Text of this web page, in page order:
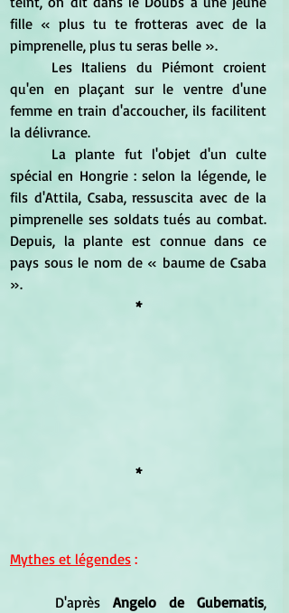
fille « plus tu te frotteras avec de la
pimprenelle, plus tu seras belle ».
qu'en en plaçant sur le ventre d'une
femme en train d'accoucher, ils facilitent
la délivrance.
spécial en Hongrie : selon la légende, le
fils d'Attila, Csaba, ressuscita avec de la
pimprenelle ses soldats tués au combat.
Depuis, la plante est connue dans ce
pays sous le nom de « baume de Csaba
».
*
*
Mythes et légendes :
	D'après
Angelo de Gubernatis,